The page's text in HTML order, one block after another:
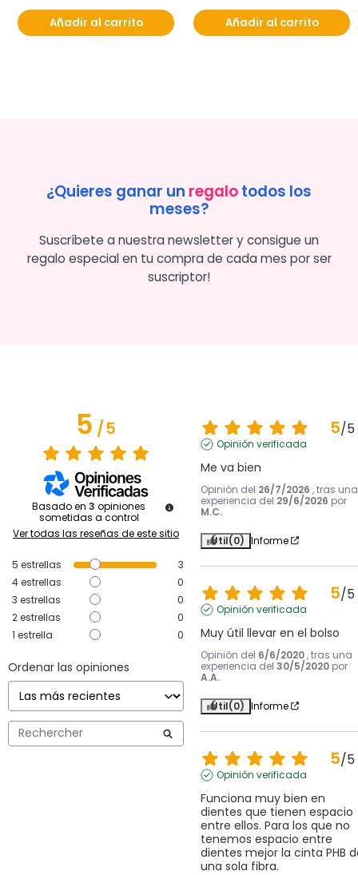
Añadir al carrito Añadir al carrito
¿Quieres ganar un regalotodos los
meses?
Suscríbete a nuestra newsletter y consigue un
regalo especial en tu compra de cada mes por ser
suscriptor!
5/5
Basado en 3 opiniones
sometidas a control
Ver todas las reseñas de este sitio
5 estrellas
3
4estrellas
0
3 estrellas
0
2estrellas
0
1 estrella 0
Ordenar las opiniones
5/5
Opinión verificada
Me va bien
Opinión del 26/7/2026 , tras una
experiencia del 29/6/2026 por
M.C.
Útil(0) Informe
5/5
Opinión verificada
Muy útil llevar en el bolso
Opinión del 6/6/2020 , tras una
experiencia del 30/5/2020 por
A.A.
Útil(0) Informe
5/5
Opinión verificada
Funciona muy bien en
dientes que tienen espacio
entre ellos. Para los que no
tenemos espacio entre
dientes mejor la cinta PHB
una sola fibra.